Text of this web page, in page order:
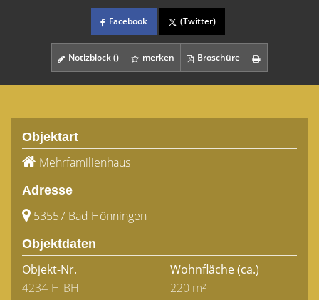
Facebook (Twitter)
Notizblock () merken Broschüre
Objektart
Mehrfamilienhaus
Adresse
53557 Bad Hönningen
Objektdaten
Objekt-Nr.
4234-H-BH
Wohnfläche(ca.)
220 m²